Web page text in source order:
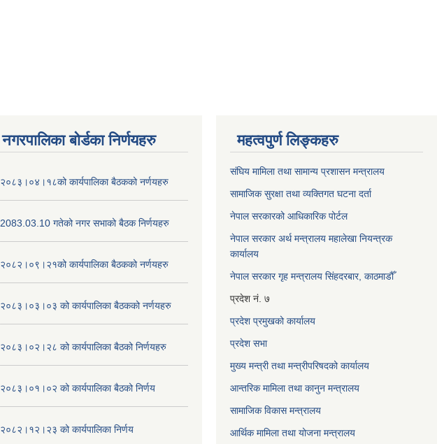
नगरपालिका बोर्डका निर्णयहरु
२०८३।०४।१८को कार्यपालिका बैठकको नर्णयहरु
2083.03.10 गतेको नगर सभाको बैठक निर्णयहरु
२०८२।०९।२१को कार्यपालिका बैठकको नर्णयहरु
२०८३।०३।०३ को कार्यपालिका बैठकको नर्णयहरु
२०८३।०२।२८ को कार्यपालिका बैठको निर्णयहरु
२०८३।०१।०२ को कार्यपालिका बैठको निर्णय
२०८२।१२।२३ को कार्यपालिका निर्णय
महत्वपुर्ण लिङ्कहरु
संघिय मामिला तथा सामान्य प्रशासन मन्त्रालय
सामाजिक सुरक्षा तथा व्यक्तिगत घटना दर्ता
नेपाल सरकारको आधिकारिक पोर्टल
नेपाल सरकार अर्थ मन्त्रालय महालेखा नियन्त्रक
कार्यालय
नेपाल सरकार गृह मन्त्रालय सिंहदरबार, काठमाडौँ
प्रदेश नं. ७
प्रदेश प्रमुखको कार्यालय
प्रदेश सभा
मुख्य मन्त्री तथा मन्त्रीपरिषदको कार्यालय
आन्तरिक मामिला तथा कानुन मन्त्रालय
सामाजिक विकास मन्त्रालय
आर्थिक मामिला तथा योजना मन्त्रालय